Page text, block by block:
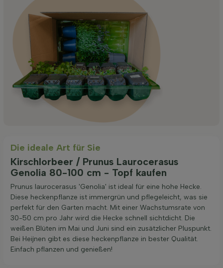
Die ideale Art für Sie
Kirschlorbeer / Prunus Laurocerasus
Genolia 80-100 cm - Topf kaufen
Prunus laurocerasus 'Genolia' ist ideal für eine hohe Hecke.
Diese heckenpflanze ist immergrün und pflegeleicht, was sie
perfekt für den Garten macht. Mit einer Wachstumsrate von
30-50 cm pro Jahr wird die Hecke schnell sichtdicht. Die
weißen Blüten im Mai und Juni sind ein zusätzlicher Pluspunkt.
Bei Heijnen gibt es diese heckenpflanze in bester Qualität.
Einfach pflanzen und genießen!